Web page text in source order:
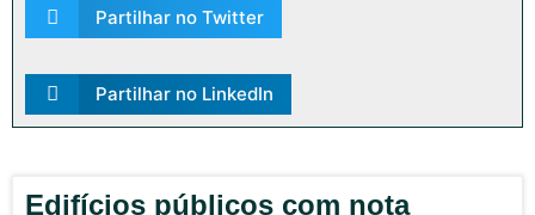
Partilhar no Twitter
Partilhar no LinkedIn
Edifícios públicos com nota